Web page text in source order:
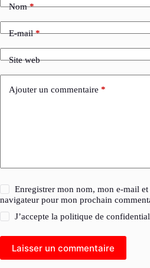
Nom*
E-mail*
Site web
Ajouter un commentaire *
Enregistrer mon nom, mon e-mail et
navigateur pour mon prochain
J’accepte lapolitique de
Laisser un commentaire